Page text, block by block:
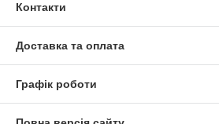
Контакти
Доставка та оплата
Графік роботи